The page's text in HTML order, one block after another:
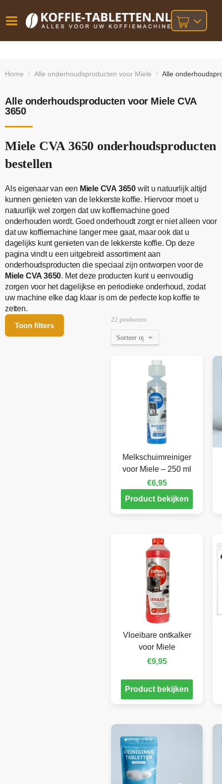
besteld,
bij orders
Home / Alle onderhoudsproducten voor Miele / Alle
Alle onderhoudsproducten voor Miele CVA
3650
Miele CVA 3650 onderhoudsproducten
bestellen
Als eigenaar van een Miele CVA 3650 wilt u natuurlijk altijd
kunnen genieten van de lekkerste koffie. Hiervoor moet u
natuurlijk wel zorgen dat uw koffiemachine goed
onderhouden wordt. Goed onderhoudt zorgt er niet alleen voor
dat uw koffiemachine langer mee gaat, maar ook dat u
dagelijks kunt genieten van de lekkerste koffie. Op deze
pagina vindt u een uitgebreid assortiment aan
onderhoudsproducten die speciaal zijn ontworpen voor de
Miele CVA 3650. Met deze producten kunt u eenvoudig
zorgen voor het dagelijkse en periodieke onderhoud, zodat
uw machine elke dag klaar is om de perfecte kop koffie te
zetten.
Toon filters
22 producten
Melkschuimreiniger
voor Miele – 250 ml
€6,95
Product bekijken
Vloeibare ontkalker
voor Miele
€9,95
Product bekijken